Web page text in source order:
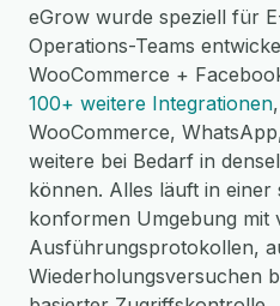
eGrow wurde speziell für
Operations-Teams
WooCommerce +
100+ weitere Integrationen
WooCommerce,
weitere bei Bedarf in
können. Alles läuft in einer
konformen Umgebung mit
Ausführungsprotokollen,
Wiederholungsversuchen